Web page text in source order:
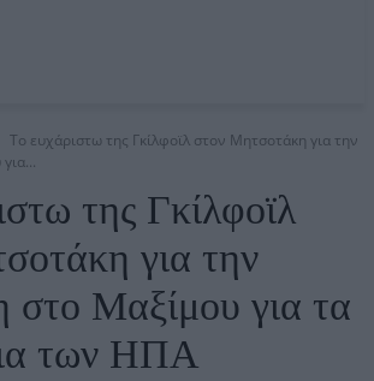
Το ευχάριστω της Γκίλφοϊλ στον Μητσοτάκη για την
της Γκίλφοϊλ
για την
στο Μαξίμου για τα
των ΗΠΑ